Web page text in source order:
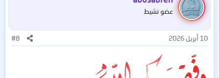
عضو نشيط
10 أبريل 2026 #8